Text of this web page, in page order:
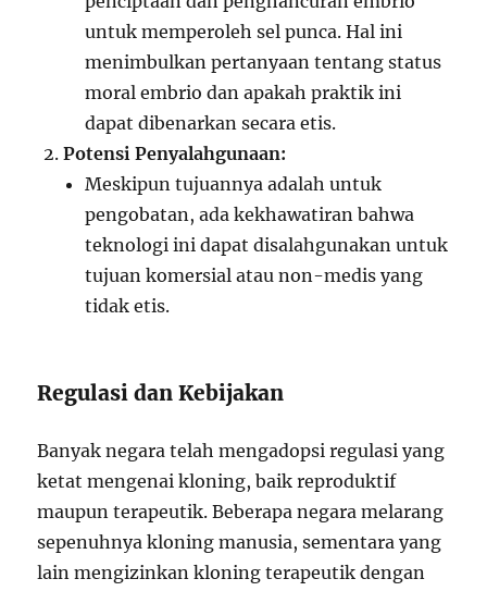
untuk memperoleh sel punca. Hal ini
menimbulkan pertanyaan tentang status
moral embrio dan apakah praktik ini
dapat dibenarkan secara etis.
Potensi Penyalahgunaan:
Meskipun tujuannya adalah untuk
pengobatan, ada kekhawatiran bahwa
teknologi ini dapat disalahgunakan untuk
tujuan komersial atau non-medis yang
tidak etis.
Regulasi dan Kebijakan
Banyak negara telah mengadopsi regulasi yang
ketat mengenai kloning, baik reproduktif
maupun terapeutik. Beberapa negara melarang
sepenuhnya kloning manusia, sementara yang
lain mengizinkan kloning terapeutik dengan